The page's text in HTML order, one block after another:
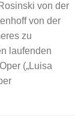
von der
von der
zu
laufenden
(„Luisa